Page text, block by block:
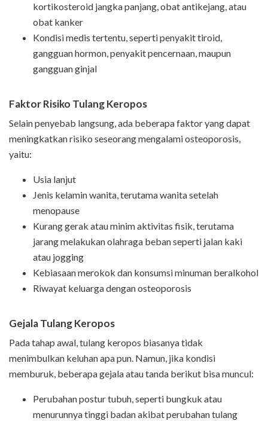
kortikosteroid jangka panjang, obat antikejang, atau
obat kanker
Kondisi medis tertentu, seperti penyakit tiroid,
gangguan hormon, penyakit pencernaan, maupun
gangguan ginjal
Faktor Risiko Tulang Keropos
Selain penyebab langsung, ada beberapa faktor yang dapat
meningkatkan risiko seseorang mengalami osteoporosis,
yaitu:
Usia lanjut
Jenis kelamin wanita, terutama wanita setelah
menopause
Kurang gerak atau minim aktivitas fisik, terutama
jarang melakukan olahraga beban seperti jalan kaki
atau jogging
Kebiasaan merokok dan konsumsi minuman beralkohol
Riwayat keluarga dengan osteoporosis
Gejala Tulang Keropos
Pada tahap awal, tulang keropos biasanya tidak
menimbulkan keluhan apa pun. Namun, jika kondisi
memburuk, beberapa gejala atau tanda berikut bisa muncul:
Perubahan postur tubuh, seperti bungkuk atau
menurunnya tinggi badan akibat perubahan tulang